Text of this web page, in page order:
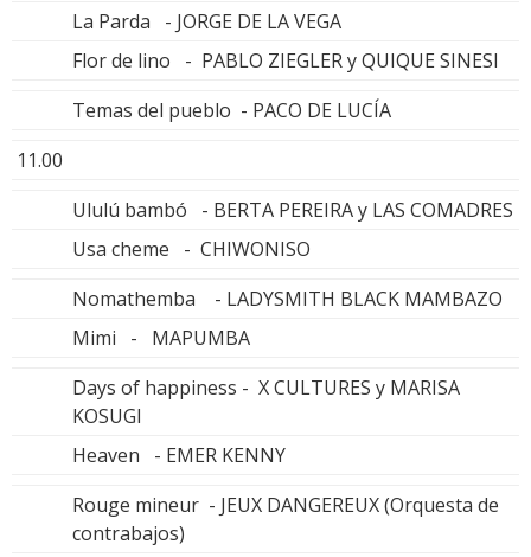
La Parda - JORGE DE LA VEGA
Flor de lino - PABLO ZIEGLER y QUIQUE SINESI
Temas del pueblo - PACO DE LUCÍA
11.00
Ululú bambó - BERTA PEREIRA y LAS COMADRES
Usa cheme - CHIWONISO
Nomathemba - LADYSMITH BLACK MAMBAZO
Mimi - MAPUMBA
Days of happiness - X CULTURES y MARISA
KOSUGI
Heaven - EMER KENNY
Rouge mineur - JEUX DANGEREUX (Orquesta de
contrabajos)